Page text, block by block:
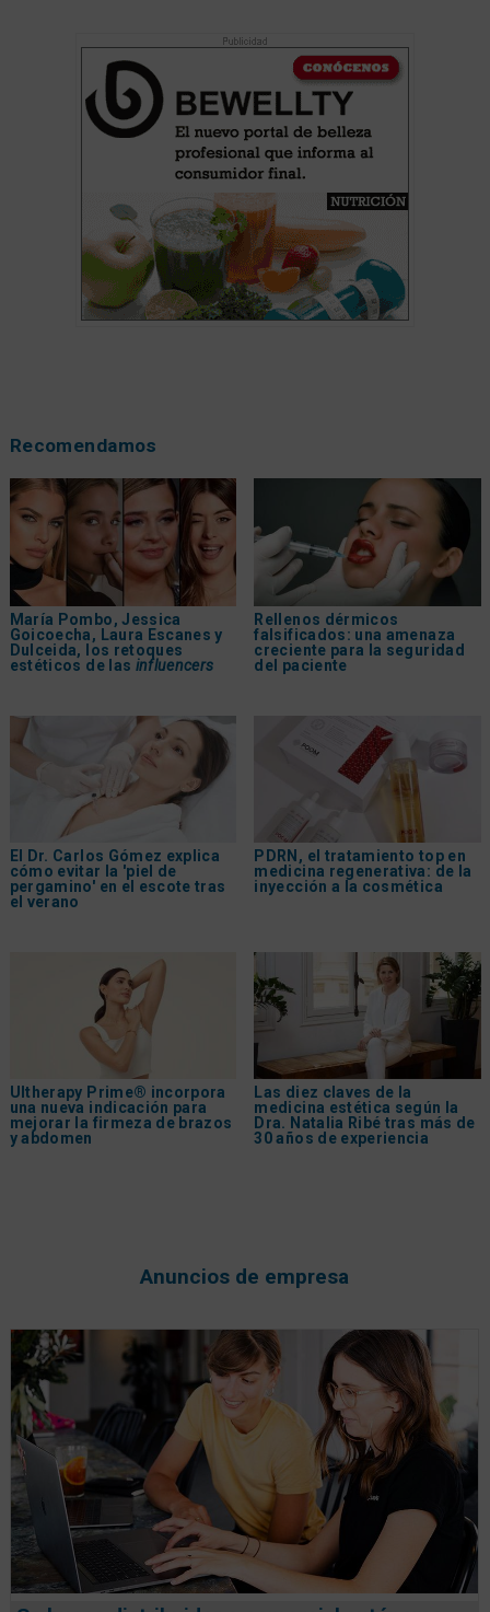
Recomendamos
María Pombo, Jessica
Goicoecha, Laura Escanes y
Dulceida, los retoques
estéticos de las influencers
Rellenos dérmicos
falsificados: una amenaza
creciente para la seguridad
del paciente
El Dr. Carlos Gómez explica
cómo evitar la 'piel de
pergamino' en el escote tras
el verano
PDRN, el tratamiento top en
medicina regenerativa: de la
inyección a la cosmética
Ultherapy Prime® incorpora
una nueva indicación para
mejorar la firmeza de brazos
y abdomen
Las diez claves de la
medicina estética según la
Dra. Natalia Ribé tras más de
30 años de experiencia
Anuncios de empresa